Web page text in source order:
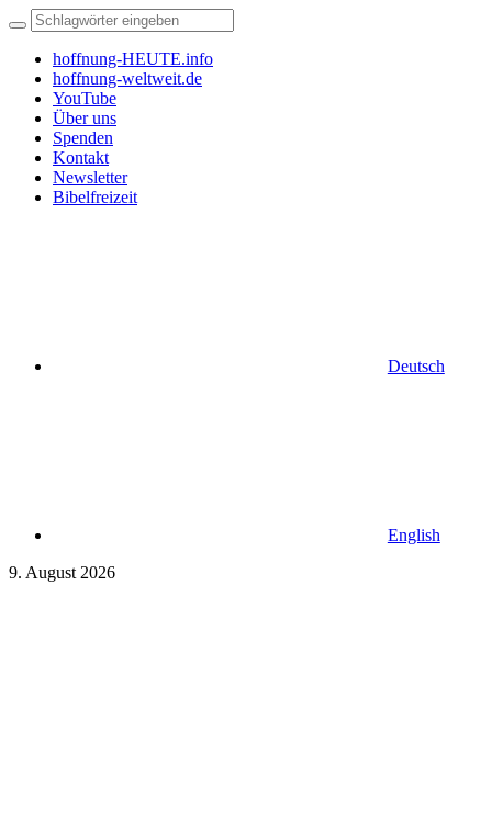
hoffnung-HEUTE.info
hoffnung-weltweit.de
YouTube
Über uns
Spenden
Kontakt
Newsletter
Bibelfreizeit
Deutsch
English
9. August 2026